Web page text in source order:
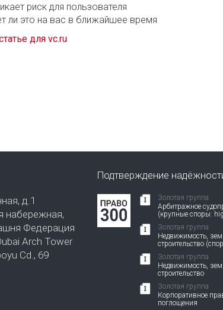
риск для пользователя
ли это на вас в ближайшее время
для vc.ru
д.1
набережная,
Федерация
Arch Tower
Cd., 69
Подтверждение
Золотая группа
Арбитражное
(крупные споры:
Золотая группа
Недвижимость,
строительство
Золотая группа
Недвижимость,
строительство
Золотая группа
Корпоративное
поглощения